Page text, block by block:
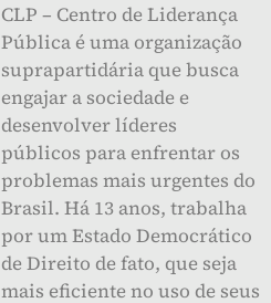
CLP – Centro de Liderança
Pública é uma organização
suprapartidária que busca
engajar a sociedade e
desenvolver líderes
públicos para enfrentar os
problemas mais urgentes do
Brasil. Há 13 anos, trabalha
por um Estado Democrático
de Direito de fato, que seja
mais eficiente no uso de seus